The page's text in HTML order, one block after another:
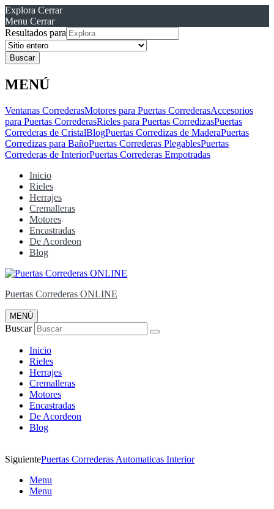
Explora Cerrar
Menu Cerrar
Resultados para
MENÚ
Ventanas CorrederasMotores para Puertas CorrederasAccesorios
para Puertas CorrederasRieles para Puertas CorredizasPuertas
Correderas de CristalBlogPuertas Corredizas de MaderaPuertas
Corredizas para BañoPuertas Correderas PlegablesPuertas
Correderas de InteriorPuertas Correderas Empotradas
Inicio
Rieles
Herrajes
Cremalleras
Motores
Encastradas
De Acordeon
Blog
Puertas Correderas ONLINE
MENÚ
Buscar
Inicio
Rieles
Herrajes
Cremalleras
Motores
Encastradas
De Acordeon
Blog
SiguientePuertas Correderas Automaticas Interior
Menu
Menu